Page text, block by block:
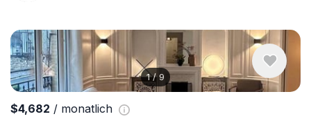
1/9
$4,682 / monatlich